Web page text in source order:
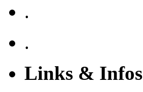
.
.
Links & Infos